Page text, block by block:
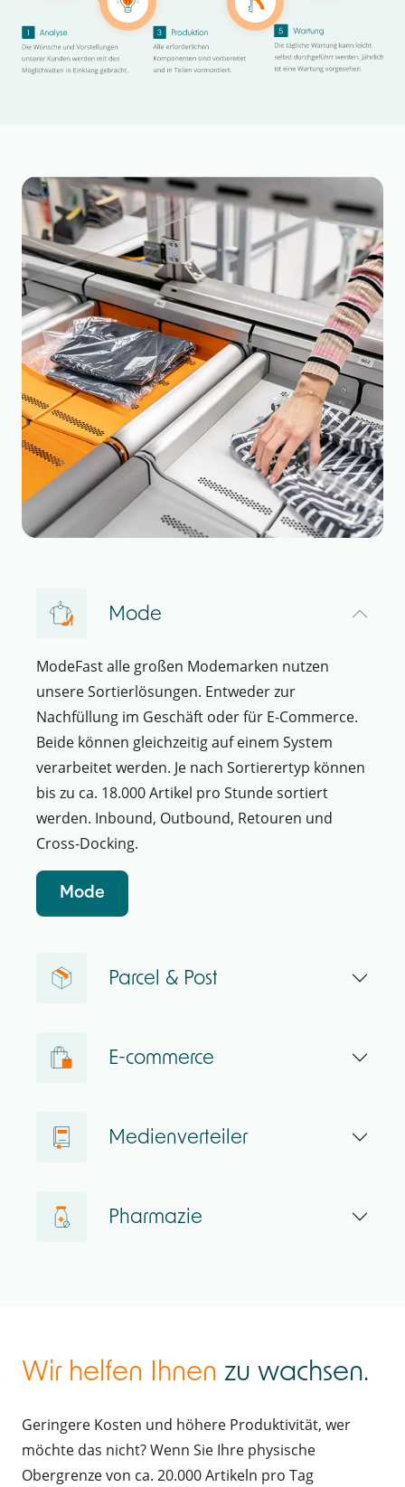
Mode
ModeFast alle großen Modemarken nutzen
unsere Sortierlösungen. Entweder zur
Nachfüllung im Geschäft oder für E-Commerce.
Beide können gleichzeitig auf einem System
verarbeitet werden. Je nach Sortierertyp können
bis zu ca. 18.000 Artikel pro Stunde sortiert
werden. Inbound, Outbound, Retouren und
Cross-Docking.
Mode
Parcel & Post
E-commerce
Medienverteiler
Pharmazie
Wir helfen Ihnen zu wachsen.
Geringere Kosten und höhere Produktivität, wer
möchte das nicht? Wenn Sie Ihre physische
Obergrenze von ca. 20.000 Artikeln pro Tag